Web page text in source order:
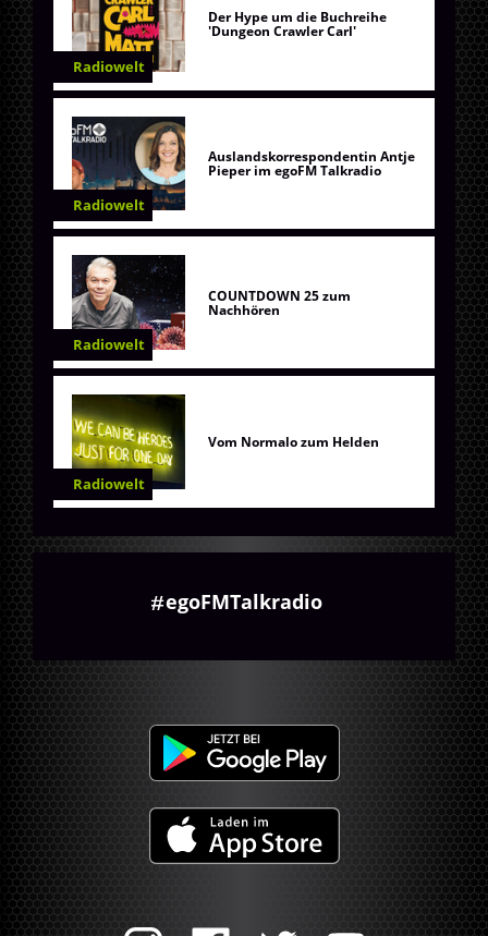
Radiowelt
Der Hype um die Buchreihe
'Dungeon Crawler Carl'
Radiowelt
Auslandskorrespondentin Antje
Pieper im egoFM Talkradio
Radiowelt
COUNTDOWN 25 zum
Nachhören
Radiowelt
Vom Normalo zum Helden
egoFMTalkradio